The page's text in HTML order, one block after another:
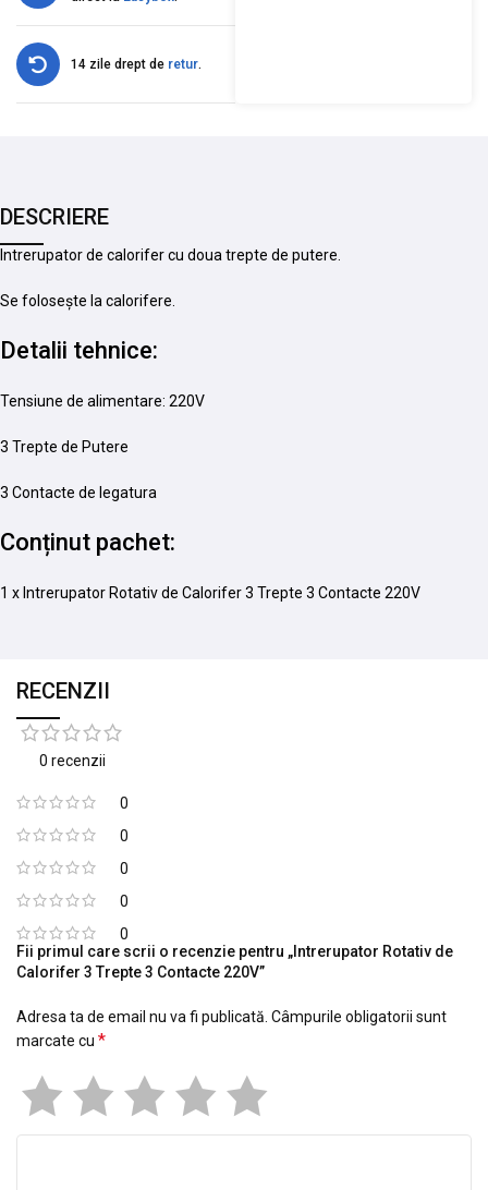
14 zile drept de retur.
DESCRIERE
Intrerupator de calorifer cu doua trepte de putere.
Se folosește la calorifere.
Detalii tehnice:
Tensiune de alimentare: 220V
3 Trepte de Putere
3 Contacte de legatura
Conținut pachet:
1 x Intrerupator Rotativ de Calorifer 3 Trepte 3 Contacte 220V
RECENZII
0 recenzii
0
0
0
0
0
Fii primul care scrii o recenzie pentru „Intrerupator Rotativ de
Calorifer 3 Trepte 3 Contacte 220V”
Adresa ta de email nu va fi publicată. Câmpurile obligatorii sunt
marcate cu *